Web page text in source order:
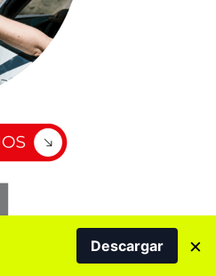
Descargar ×